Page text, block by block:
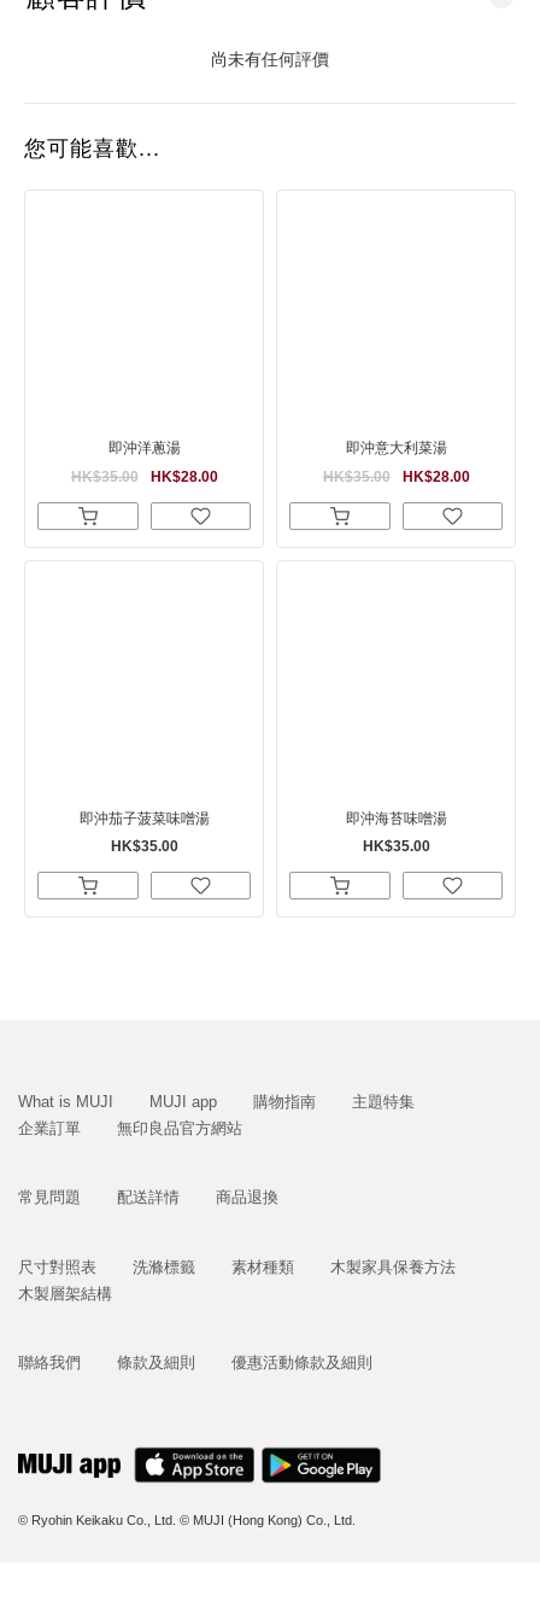
尚未有任何評價
您可能喜歡...
即沖洋蔥湯
HK$28.00
HK$35.00
即沖意大利菜湯
HK$28.00
HK$35.00
即沖茄子菠菜味噌湯
HK$35.00
即沖海苔味噌湯
HK$35.00
What is MUJI MUJI app 購物指南
主題特集
企業訂單
無印良品官方網站
常見問題 配送詳情 商品退換
尺寸對照表 洗滌標籤 素材種類
木製家具保養方法
木製層架結構
聯絡我們 條款及細則 優惠活動條款及細則
© Ryohin Keikaku Co., Ltd. © MUJI (Hong Kong) Co., Ltd.